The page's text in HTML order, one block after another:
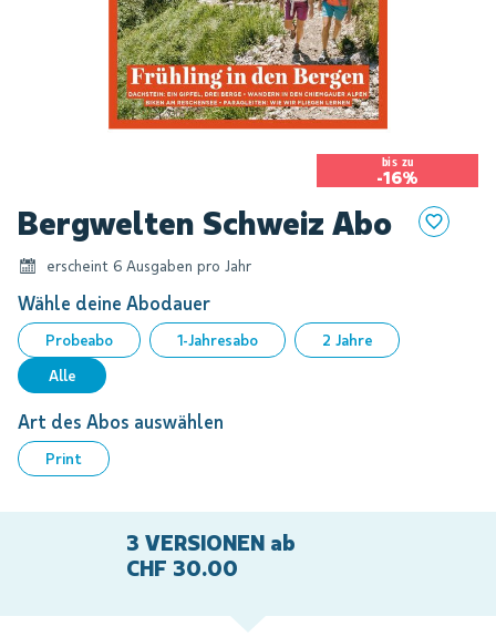
bis zu
-16%
Anfang
Bildgalerie
springen
Bergwelten Schweiz Abo
erscheint 6 Ausgaben pro Jahr
Wähle deine Abodauer
Probeabo 1-Jahresabo
2 Jahre
Alle
Art des Abos auswählen
Print
3 VERSIONEN ab
CHF 30.00